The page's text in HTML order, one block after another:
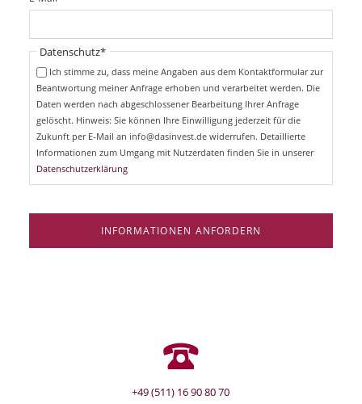
c
t
f
f
i
Pflichtfeld
Datenschutz*
Ich stimme zu, dass meine Angaben aus dem Kontaktformular zur
Beantwortung meiner Anfrage erhoben und verarbeitet werden. Die
Daten werden nach abgeschlossener Bearbeitung Ihrer Anfrage
gelöscht. Hinweis: Sie können Ihre Einwilligung jederzeit für die
Zukunft per E-Mail an info@dasinvest.de widerrufen. Detaillierte
Informationen zum Umgang mit Nutzerdaten finden Sie in unserer
Datenschutzerklärung
INFORMATIONEN ANFORDERN
+49 (511) 16 90 80 70